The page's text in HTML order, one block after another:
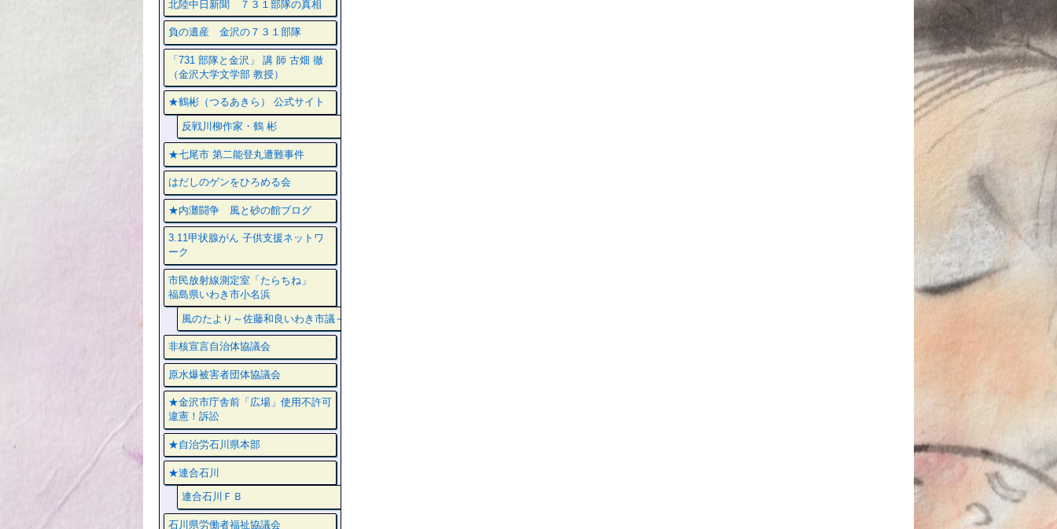
北陸中日新聞 ７３１部隊の真相
負の遺産 金沢の７３１部隊
「731 部隊と金沢」 講 師 古畑 徹
（金沢大学文学部 教授）
★鶴彬（つるあきら） 公式サイト
反戦川柳作家・鶴 彬
★七尾市 第二能登丸遭難事件
はだしのゲンをひろめる会
★内灘闘争 風と砂の館ブログ
3.11甲状腺がん 子供支援ネットワ
ーク
市民放射線測定室「たらちね」
福島県いわき市小名浜
風のたより～佐藤和良いわき市議～
非核宣言自治体協議会
原水爆被害者団体協議会
★金沢市庁舎前「広場」使用不許可
違憲！訴訟
★自治労石川県本部
★連合石川
連合石川ＦＢ
石川県労働者福祉協議会